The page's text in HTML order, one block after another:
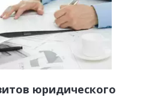
юридического